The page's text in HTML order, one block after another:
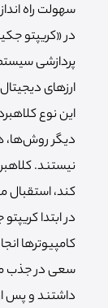
سهولت راه
پردازشی
ارزهای
این نوع
دیگر روش‌ها،
نیستند.
کند، استقبال
در ابتدا
کامپیوترها
سعی در جذب
داشتند و پس